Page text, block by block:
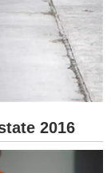
2016